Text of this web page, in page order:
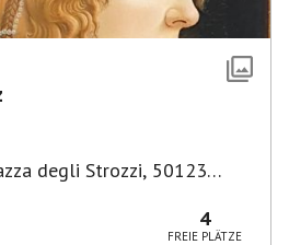
degli Strozzi, 50123
4
FREIE PLÄTZE